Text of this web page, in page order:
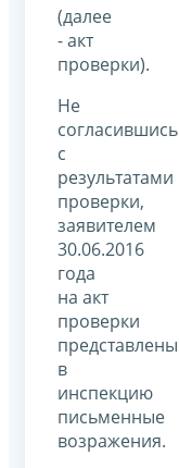
(далее
- акт
проверки).
Не
согласившись
с
результатами
проверки,
заявителем
30.06.2016
года
на акт
проверки
представлены
в
инспекцию
письменные
возражения.